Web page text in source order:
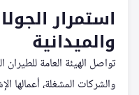
استمرار
والميدانية
تواصل الهيئة العامة
والشركات المشغلة، أعمالها